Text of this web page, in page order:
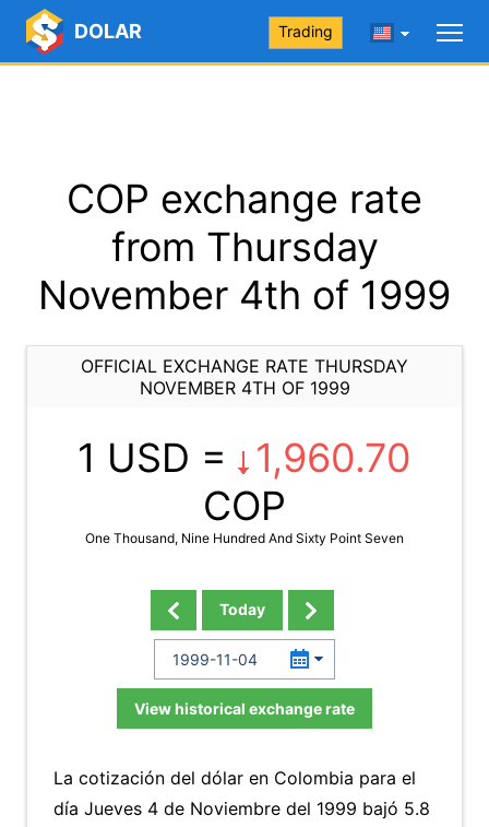
DOLAR Trading
COP exchange rate
from Thursday
November 4th of 1999
OFFICIAL EXCHANGE RATE THURSDAY
NOVEMBER 4TH OF 1999
1 USD =
1,960.70
COP
One Thousand, Nine Hundred And Sixty Point Seven
Today
View historical exchange rate
La cotización del dólar en Colombia para el
día Jueves 4 de Noviembre del 1999 bajó 5.8